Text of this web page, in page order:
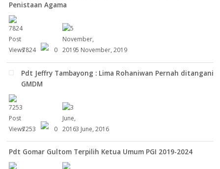
Penistaan Agama
7824 0 5 November, 2019
Pdt Jeffry Tambayong : Lima Rohaniwan Pernah ditangani
GMDM
7253 0 3 June, 2016
Pdt Gomar Gultom Terpilih Ketua Umum PGI 2019-2024